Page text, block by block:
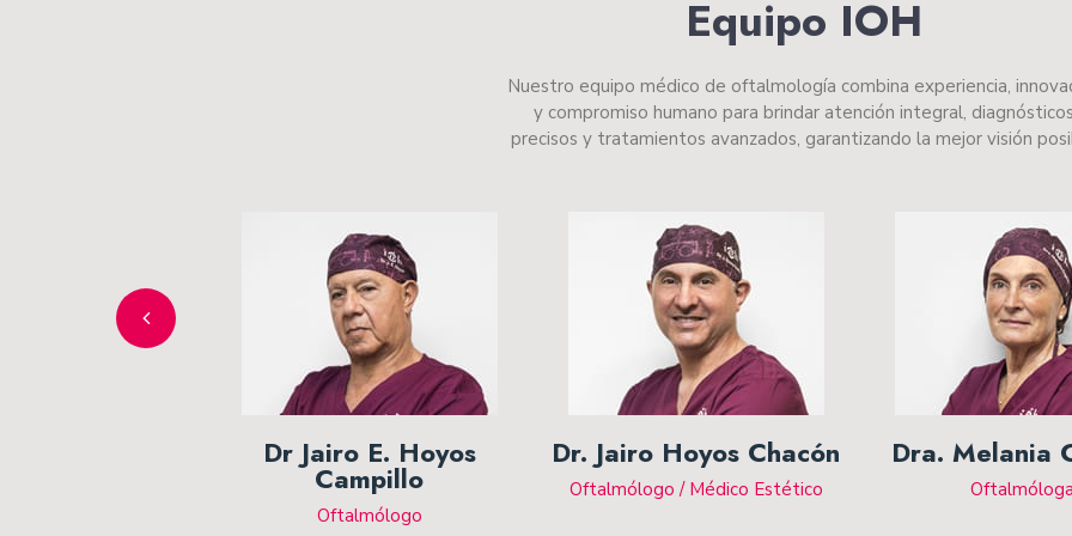
Equipo IOH
Nuestro equipo médico de oftalmología combina experiencia,
y compromiso humano para brindar atención integral, diagnósticos
precisos y tratamientos avanzados, garantizando la mejor visión
Dr Jairo E. Hoyos
Campillo
Oftalmólogo
Dr. Jairo Hoyos Chacón
Oftalmólogo / Médico Estético
Dra. Melania
Oftalmóloga